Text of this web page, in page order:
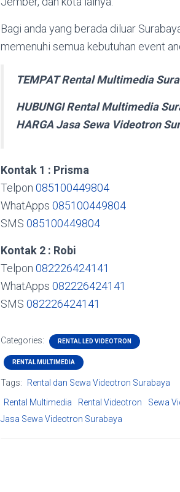
Bagi anda yang berada diluar
memenuhi semua kebutuhan event
TEMPAT Rental Multimedia
HUBUNGI Rental Multimedia
HARGA Jasa Sewa Videotron
Kontak 1 : Prisma
Telpon 085100449804
WhatApps 085100449804
SMS 085100449804
Kontak 2 : Robi
Telpon 082226424141
WhatApps 082226424141
SMS 082226424141
Categories: RENTAL LED VIDEOTRON
RENTAL MULTIMEDIA
Tags:
Rental dan Sewa Videotron Surabaya
Rental Multimedia
Rental Videotron
Sewa
Jasa Sewa Videotron Surabaya